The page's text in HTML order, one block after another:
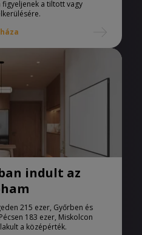
a tiltott vagy
indult az
215 ezer, Győrben és
183 ezer, Miskolcon
a középérték.